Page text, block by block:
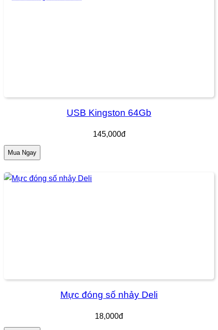
USB Kingston 64Gb
145,000đ
Mua Ngay
Mực đóng số nhảy Deli
18,000đ